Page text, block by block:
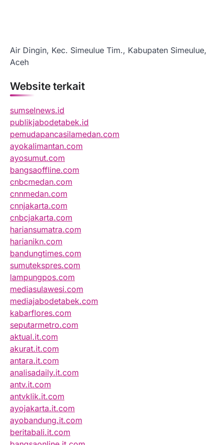
Air Dingin, Kec. Simeulue Tim., Kabupaten Simeulue,
Aceh
Website terkait
sumselnews.id
publikjabodetabek.id
pemudapancasilamedan.com
ayokalimantan.com
ayosumut.com
bangsaoffline.com
cnbcmedan.com
cnnmedan.com
cnnjakarta.com
cnbcjakarta.com
hariansumatra.com
harianikn.com
bandungtimes.com
sumutekspres.com
lampungpos.com
mediasulawesi.com
mediajabodetabek.com
kabarflores.com
seputarmetro.com
aktual.it.com
akurat.it.com
antara.it.com
analisadaily.it.com
antv.it.com
antvklik.it.com
ayojakarta.it.com
ayobandung.it.com
beritabali.it.com